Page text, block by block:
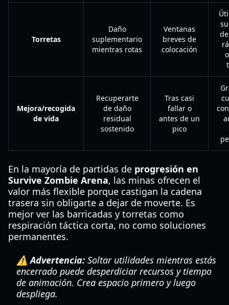
Torretas
Daño
suplementario
mientras rotas
Ventanas
breves de
colocación
Mejora/recogida
de vida
Recuperarte
de daño
residual
sostenido
Tras casi
fallar o
antes de un
pico
En la mayoría de partidas de progresión en
Survive Zombie Arena, las minas ofrecen el
valor más flexible porque castigan la cadena
trasera sin obligarte a dejar de moverte. Es
mejor ver las barricadas y torretas como
respiración táctica corta, no como soluciones
permanentes.
⚠️ Advertencia: Soltar utilidades mientras estás
encerrado puede desperdiciar recursos y tiempo
de animación. Crea espacio primero y luego
despliega.